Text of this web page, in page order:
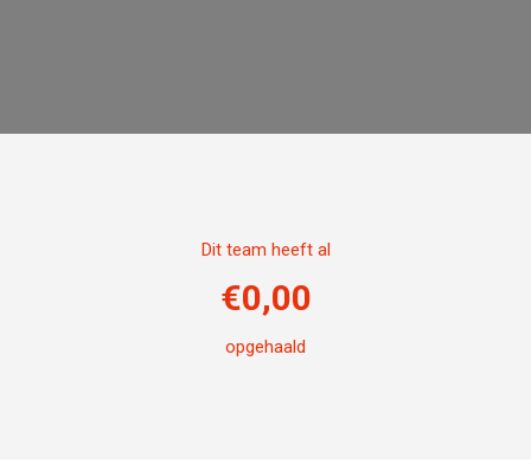
Dit team heeft al
€0,00
opgehaald